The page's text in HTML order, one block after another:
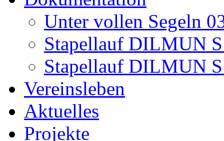
Unter vollen Segeln
Stapellauf DILMUN
Stapellauf DILMUN
Vereinsleben
Aktuelles
Projekte